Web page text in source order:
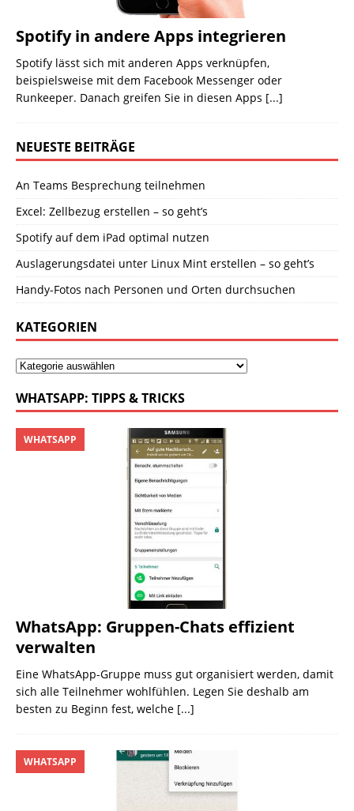
Spotify in andere Apps integrieren
Spotify lässt sich mit anderen Apps verknüpfen,
beispielsweise mit dem Facebook Messenger oder
Runkeeper. Danach greifen Sie in diesen Apps [...]
NEUESTE BEITRÄGE
An Teams Besprechung teilnehmen
Excel: Zellbezug erstellen – so geht’s
Spotify auf dem iPad optimal nutzen
Auslagerungsdatei unter Linux Mint erstellen – so geht’s
Handy-Fotos nach Personen und Orten durchsuchen
KATEGORIEN
WHATSAPP: TIPPS & TRICKS
WhatsApp: Gruppen-Chats effizient
verwalten
WHATSAPP
Eine WhatsApp-Gruppe muss gut organisiert werden, damit
sich alle Teilnehmer wohlfühlen. Legen Sie deshalb am
besten zu Beginn fest, welche [...]
WHATSAPP